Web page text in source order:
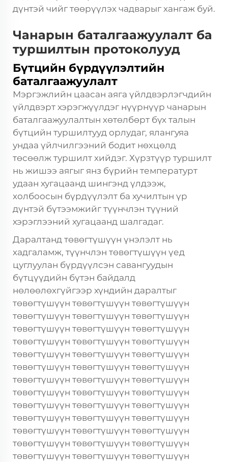
дүнтэй чийг төөрүүлэх чадварыг хангаж буй.
Чанарын баталгаажуулалт ба
туршилтын протоколууд
Бүтцийн бүрдүүлэлтийн
баталгаажуулалт
Мэргэжлийн цаасан аяга үйлдвэрлэгчдийн
үйлдвэрт хэрэгжүүлдэг нүүрнүүр чанарын
баталгаажуулалтын хөтөлбөрт бүх талын
бүтцийн туршилтууд орлудаг, ялангуяа
ундаа үйлчилгээний бодит нөхцөлд
төсөөлж туршилт хийдэг. Хүрзтүүр туршилт
нь жишээ аягыг янз бүрийн температурт
удаан хугацаанд шингэнд үлдээж,
холбоосын бүрдүүлэлт ба хучилтын үр
дүнтэй бүтээмжийг түүнчлэн түүний
хэрэглээний хугацаанд шалгадаг.
Даралтанд төвөгтүшүүн үнэлэлт нь
хадгаламж, түүнчлэн төвөгтүшүүн үед
цуглуулан бүрдүүлсэн савангуудын
бүтцүүдийн бүтэн байдалд
нөлөөлөхгүйгээр хүндийн даралтыг
төвөгтүшүүн төвөгтүшүүн төвөгтүшүүн
төвөгтүшүүн төвөгтүшүүн төвөгтүшүүн
төвөгтүшүүн төвөгтүшүүн төвөгтүшүүн
төвөгтүшүүн төвөгтүшүүн төвөгтүшүүн
төвөгтүшүүн төвөгтүшүүн төвөгтүшүүн
төвөгтүшүүн төвөгтүшүүн төвөгтүшүүн
төвөгтүшүүн төвөгтүшүүн төвөгтүшүүн
төвөгтүшүүн төвөгтүшүүн төвөгтүшүүн
төвөгтүшүүн төвөгтүшүүн төвөгтүшүүн
төвөгтүшүүн төвөгтүшүүн төвөгтүшүүн
төвөгтүшүүн төвөгтүшүүн төвөгтүшүүн
төвөгтүшүүн төвөгтүшүүн төвөгтүшүүн
төвөгтүшүүн төвөгтүшүүн төвөгтүшүүн